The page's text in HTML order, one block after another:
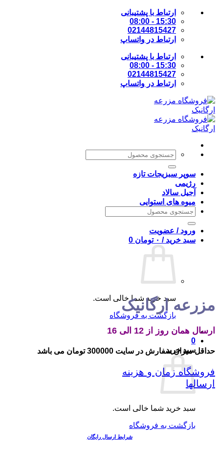
Skip
ارتباط با پشتیبانی
15:30 - 08:00
02144815427
ارتباط در واتساپ
ارتباط با پشتیبانی
15:30 - 08:00
02144815427
ارتباط در واتساپ
جستجو
سوپر سبزیجات تازه
رژیمی
آجیل سالاد
میوه های استوایی
جستجو
ورود / عضویت
سبد خرید / ۰ تومان 0
سبد خرید شما خالی است.
بازگشت به فروشگاه
0
سبد خرید
سبد خرید شما خالی است.
بازگشت به فروشگاه
مزرعه ارگانیک
ارسال همان روز از 12 الی 16
حداقل میزان سفارش در سایت 300000 تومان می باشد
فروشگاه زمان و هزینه
ارسالها
شرایط ارسال رایگان